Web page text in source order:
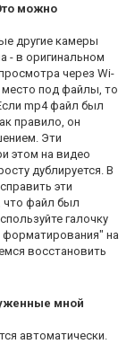
можно
другие камеры
- в оригинальном
через Wi-
место под файлы, то
mp4 файл был
правило, он
Эти
этом на видео
дублируется. В
эти
файл был
галочку
на
восстановить
мной
автоматически.